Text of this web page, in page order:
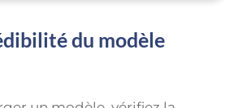
du modèle